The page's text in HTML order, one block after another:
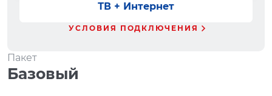
ТВ + Интернет
УСЛОВИЯ ПОДКЛЮЧЕНИЯ
Пакет
Базовый